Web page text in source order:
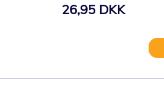
26,95 DKK